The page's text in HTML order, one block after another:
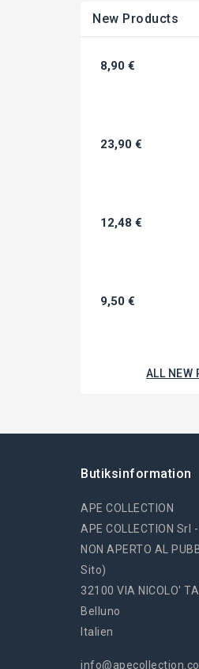
New Products
8,90 €
23,90 €
12,48 €
9,50 €
ALL NEW
Butiksinformation
APE COLLECTION
APE COLLECTION
NON APERTO AL
Sito)
32100 VIA NICOLO'
Belluno
Italien